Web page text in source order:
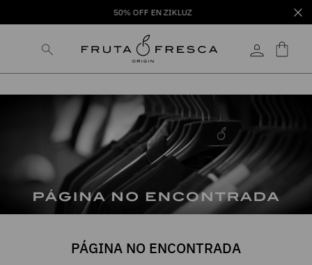
50% OFF EN ZIKLUZ
PÁGINA NO ENCONTRADA